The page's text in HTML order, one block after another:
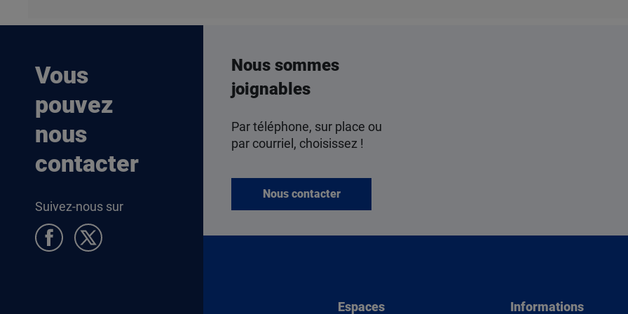
Vous
pouvez
nous
contacter
Suivez-nous sur
Nous sommes
joignables
Par téléphone, sur place ou
par courriel, choisissez !
Nous contacter
Espaces Informations